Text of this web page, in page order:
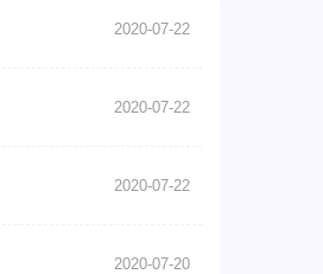
2020-07-22
2020-07-22
2020-07-22
2020-07-20